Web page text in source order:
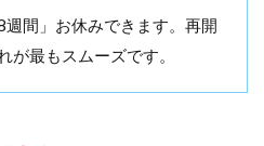
間」お休みできます。再開
が最もスムーズです。